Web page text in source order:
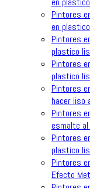
Pintores
en
Pintores
plastico
Pintores
plastico
Pintores
hacer liso
Pintores
esmalte
Pintores
plastico
Pintores
Efecto